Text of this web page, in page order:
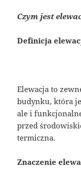
Czym jest
Definicja
Elewacja to
budynku, która
ale i
przed
termiczna.
Znaczenie